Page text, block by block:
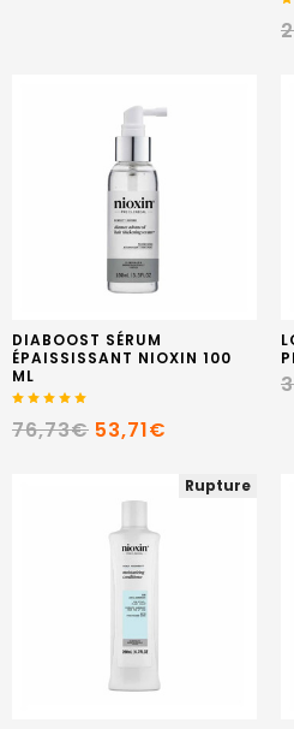
DIABOOST SÉRUM
ÉPAISSISSANT NIOXIN 100
ML
76,73€ 53,71€
Rupture